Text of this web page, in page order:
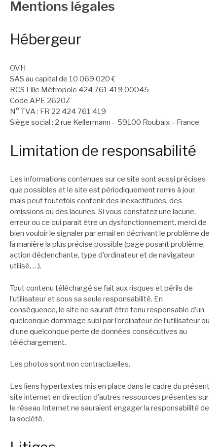
Mentions légales
Hébergeur
OVH
SAS au capital de 10 069 020 €
RCS Lille Métropole 424 761 419 00045
Code APE 2620Z
N° TVA : FR 22 424 761 419
Siège social : 2 rue Kellermann – 59100 Roubaix – France
Limitation de responsabilité
Les informations contenues sur ce site sont aussi précises
que possibles et le site est périodiquement remis à jour,
mais peut toutefois contenir des inexactitudes, des
omissions ou des lacunes. Si vous constatez une lacune,
erreur ou ce qui parait être un dysfonctionnement, merci de
bien vouloir le signaler par email en décrivant le problème de
la manière la plus précise possible (page posant problème,
action déclenchante, type d’ordinateur et de navigateur
utilisé, …).
Tout contenu téléchargé se fait aux risques et périls de
l’utilisateur et sous sa seule responsabilité. En
conséquence, le site ne saurait être tenu responsable d’un
quelconque dommage subi par l’ordinateur de l’utilisateur ou
d’une quelconque perte de données consécutives au
téléchargement.
Les photos sont non contractuelles.
Les liens hypertextes mis en place dans le cadre du présent
site internet en direction d’autres ressources présentes sur
le réseau Internet ne sauraient engager la responsabilité de
la société.